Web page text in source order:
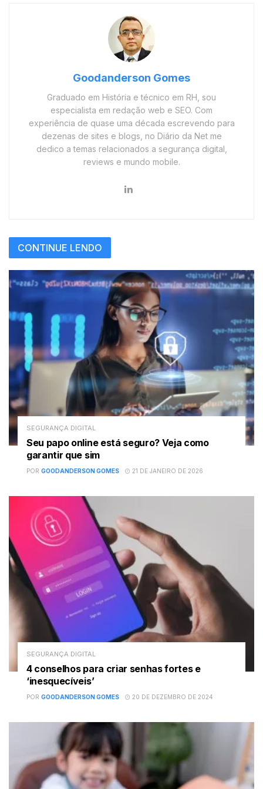
Goodanderson Gomes
Graduado em História e técnico em RH, sou
especialista em redação web e SEO. Com
experiência de quase uma década escrevendo para
dezenas de sites e blogs, no Diário da Net me
dedico a temas relacionados a segurança digital,
reviews e mundo mobile.
CONTINUE LENDO
SEGURANÇA DIGITAL
Seu papo online está seguro? Veja como
garantir que sim
POR GOODANDERSON GOMES 21 DE JANEIRO DE 2026
SEGURANÇA DIGITAL
4 conselhos para criar senhas fortes e
‘inesquecíveis’
POR GOODANDERSON GOMES 20 DE DEZEMBRO DE 2024